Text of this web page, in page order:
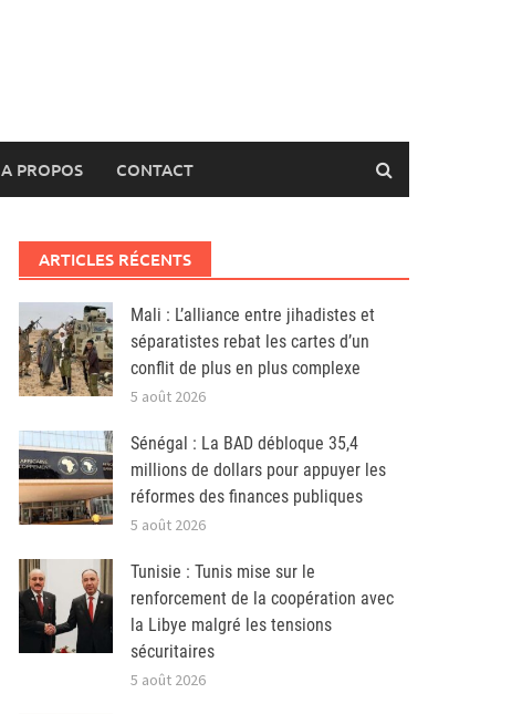
A PROPOS CONTACT
ARTICLES RÉCENTS
Mali : L’alliance entre jihadistes et
séparatistes rebat les cartes d’un
conflit de plus en plus complexe
5 août 2026
Sénégal : La BAD débloque 35,4
millions de dollars pour appuyer les
réformes des finances publiques
5 août 2026
Tunisie : Tunis mise sur le
renforcement de la coopération avec
la Libye malgré les tensions
sécuritaires
5 août 2026